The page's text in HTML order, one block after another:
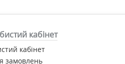
кабінет
кабінет
замовлень